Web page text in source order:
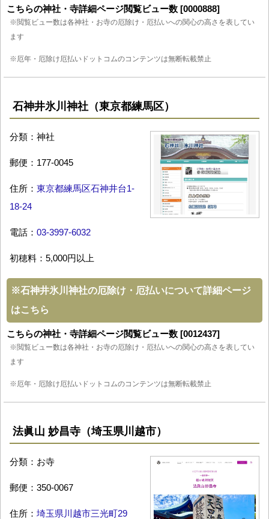
こちらの神社・寺詳細ページ閲覧ビュー数 [0000888]
※閲覧ビュー数は各神社・お寺の厄除け・厄払いへの関心の高さを表してい
ます
※厄年・厄除け厄払いドットコムのコンテンツは無断転載禁止
石神井氷川神社（東京都練馬区）
分類：神社
郵便：177-0045
住所： 東京都練馬区石神井台1-
18-24
電話： 03-3997-6032
初穂料：5,000円以上
※石神井氷川神社の厄除け・厄払いについて詳細ページ
はこちら
こちらの神社・寺詳細ページ閲覧ビュー数 [0012437]
※閲覧ビュー数は各神社・お寺の厄除け・厄払いへの関心の高さを表してい
ます
※厄年・厄除け厄払いドットコムのコンテンツは無断転載禁止
法眞山 妙昌寺（埼玉県川越市）
分類：お寺
郵便：350-0067
住所： 埼玉県川越市三光町29